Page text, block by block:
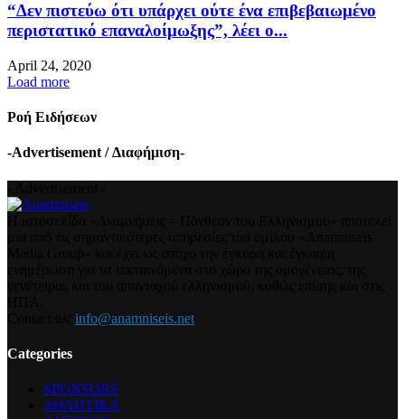
“Δεν πιστεύω ότι υπάρχει ούτε ένα επιβεβαιωμένο
περιστατικό επαναλοίμωξης”, λέει ο...
April 24, 2020
Load more
Ροή Ειδήσεων
-Advertisement / Διαφήμιση-
info@anamniseis.net
Categories
SPONSORS
ΑΘΛΗΤΙΚΑ